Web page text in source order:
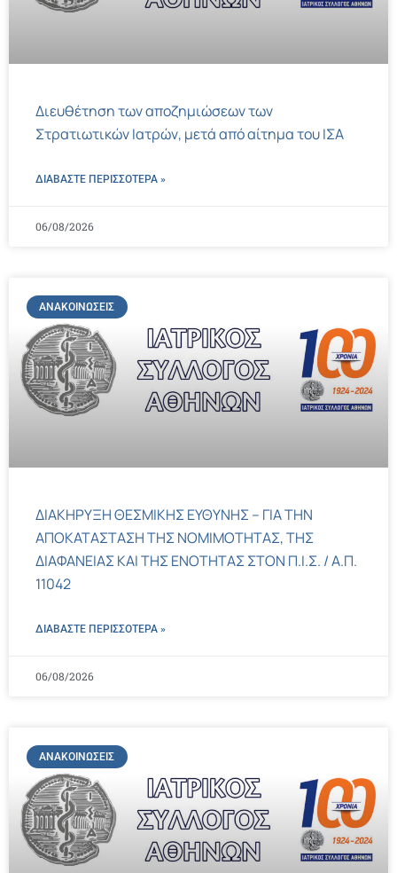
Διευθέτηση των αποζημιώσεων των
Στρατιωτικών Ιατρών, μετά από αίτημα του ΙΣΑ
ΔΙΑΒΑΣΤΕ ΠΕΡΙΣΣΌΤΕΡΑ »
06/08/2026
ΑΝΑΚΟΙΝΏΣΕΙΣ
ΔΙΑΚΗΡΥΞΗ ΘΕΣΜΙΚΗΣ ΕΥΘΥΝΗΣ – ΓΙΑ ΤΗΝ
ΑΠΟΚΑΤΑΣΤΑΣΗ ΤΗΣ ΝΟΜΙΜΟΤΗΤΑΣ, ΤΗΣ
ΔΙΑΦΑΝΕΙΑΣ ΚΑΙ ΤΗΣ ΕΝΟΤΗΤΑΣ ΣΤΟΝ Π.Ι.Σ. / Α.Π.
11042
ΔΙΑΒΑΣΤΕ ΠΕΡΙΣΣΌΤΕΡΑ »
06/08/2026
ΑΝΑΚΟΙΝΏΣΕΙΣ